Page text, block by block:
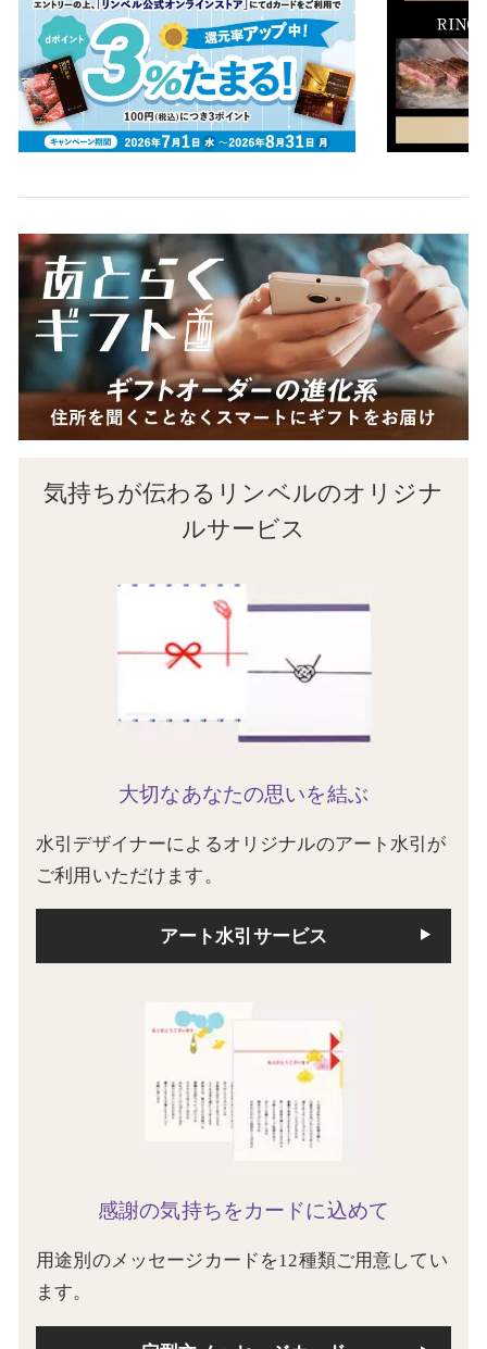
気持ちが伝わるリンベルのオリジナ
ルサービス
大切なあなたの思いを結ぶ
水引デザイナーによるオリジナルのアート水引が
ご利用いただけます。
アート水引サービス
感謝の気持ちをカードに込めて
用途別のメッセージカードを12種類ご用意してい
ます。